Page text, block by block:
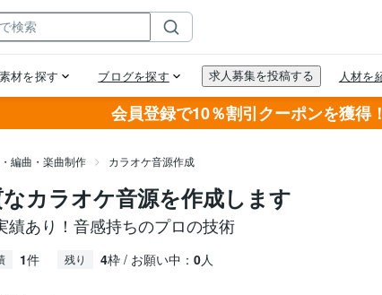
会員登録で10％割引クーポンを獲得！
編曲・楽曲制作 カラオケ音源作成
カラオケ音源を作成します
績あり！音感持ちのプロの技術
1件 残り 4枠 / お願い中： 0人